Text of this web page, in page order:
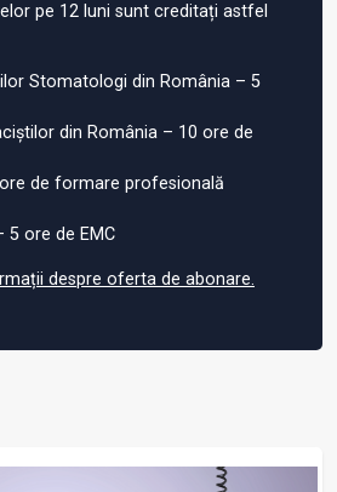
pe 12 luni sunt creditați astfel
Stomatologi din România – 5
din România – 10 ore de
ore de formare profesională
5 ore de EMC
despre oferta de abonare.